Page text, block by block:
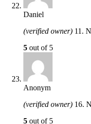
Daniel
(verified owner) 11.
5 out of 5
Anonym
(verified owner) 16.
5 out of 5